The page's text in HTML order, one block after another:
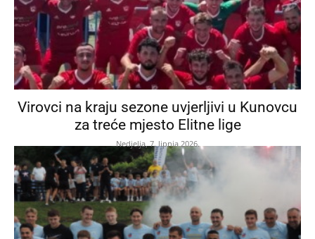
Virovci na kraju sezone uvjerljivi u Kunovcu
za treće mjesto Elitne lige
Nedjelja, 7. lipnja 2026.